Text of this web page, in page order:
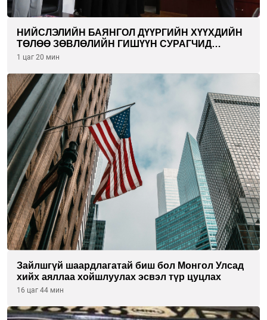
НИЙСЛЭЛИЙН БАЯНГОЛ ДҮҮРГИЙН ХҮҮХДИЙН
ТӨЛӨӨ ЗӨВЛӨЛИЙН ГИШҮҮН СУРАГЧИД
БОЛОВСРОЛЫН ЯАМАНД ЗОЧИЛЛОО
1 цаг 20 мин
Зайлшгүй шаардлагатай биш бол Монгол Улсад
хийх аяллаа хойшлуулах эсвэл түр цуцлах
16 цаг 44 мин